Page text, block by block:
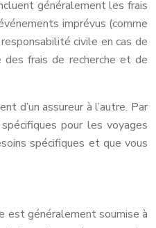
généralement les frais
imprévus (comme
civile en cas de
des frais de recherche et de
d’un assureur à l’autre. Par
pour les voyages
spécifiques et que vous
est généralement soumise à